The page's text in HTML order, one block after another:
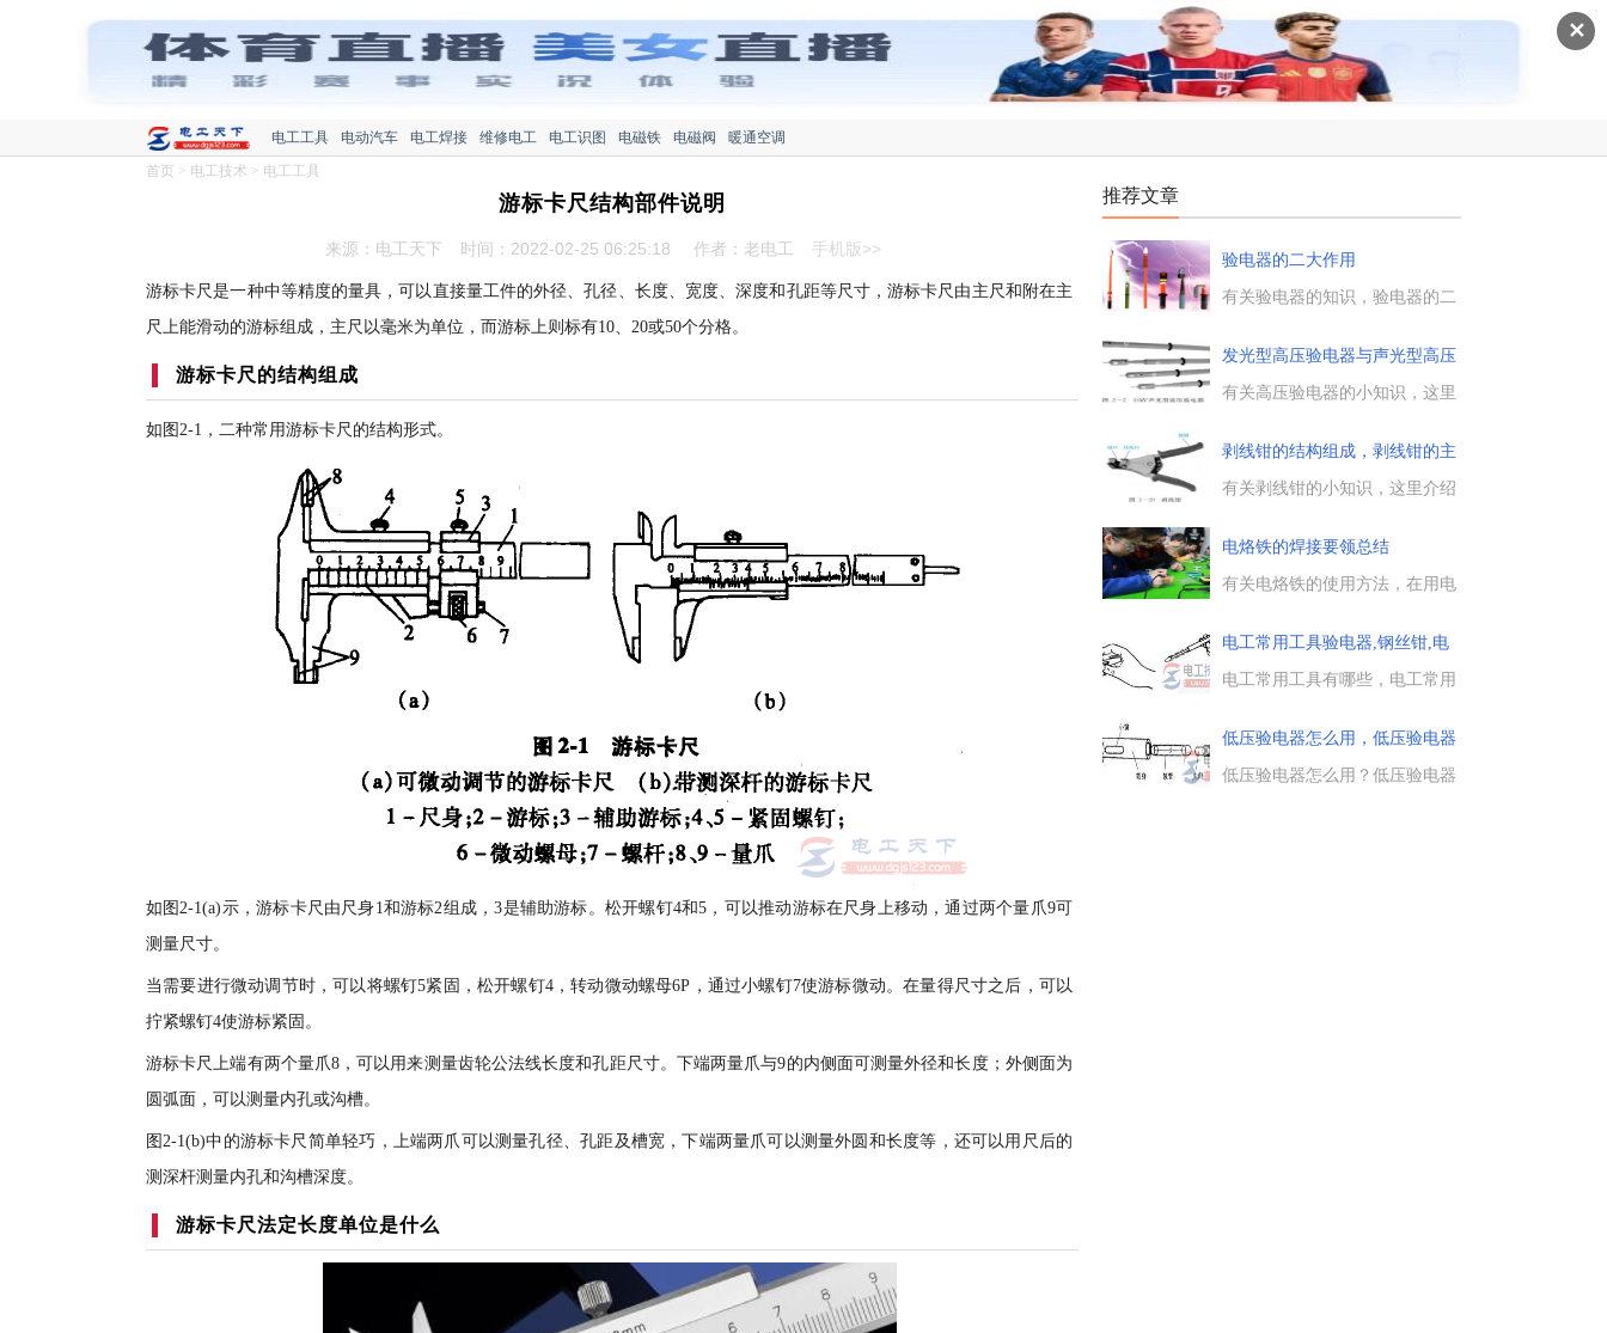
✕
电工工具 电动汽车 电工焊接 维修电工 电工识图 电磁铁 电磁阀
暖通空调
首页 > 电工技术 > 电工工具
游标卡尺结构部件说明
来源：电工天下 时间：2022-02-25 06:25:18 作者：老电工 手机版>>
游标卡尺是一种中等精度的量具，可以直接量工件的外径、孔径、长度、宽度、深度和孔距等尺寸，游标卡尺由主尺和附在主
尺上能滑动的游标组成，主尺以毫米为单位，而游标上则标有10、20或50个分格。
游标卡尺的结构组成
如图2-1，二种常用游标卡尺的结构形式。
如图2-1(a)示，游标卡尺由尺身1和游标2组成，3是辅助游标。松开螺钉4和5，可以推动游标在尺身上移动，通过两个量爪9可
测量尺寸。
当需要进行微动调节时，可以将螺钉5紧固，松开螺钉4，转动微动螺母6P，通过小螺钉7使游标微动。在量得尺寸之后，可以
拧紧螺钉4使游标紧固。
游标卡尺上端有两个量爪8，可以用来测量齿轮公法线长度和孔距尺寸。下端两量爪与9的内侧面可测量外径和长度；外侧面为
圆弧面，可以测量内孔或沟槽。
图2-1(b)中的游标卡尺简单轻巧，上端两爪可以测量孔径、孔距及槽宽，下端两量爪可以测量外圆和长度等，还可以用尺后的
测深杆测量内孔和沟槽深度。
游标卡尺法定长度单位是什么
推荐文章
验电器的二大作用
有关验电器的知识，验电器的二
器、高压验电器等的使用方法，
以及相关注意事项，这里说一说
验电器的二个主要作用。...
发光型高压验电器与声光型高压
验
有关高压验电器的小知识，这里
型高压验电器的结构，以及这二
类高压验电器的作用，以及使用
方法等，供大家学习参考。...
剥线钳的结构组成，剥线钳的主
要用
有关剥线钳的小知识，这里介绍
钳的主要用途，以及在使用剥线
钳时的一些注意事项，供大家学
习参考。...
电烙铁的焊接要领总结
有关电烙铁的使用方法，在用电
作要领与经验要注意的，电工天
下小编带大家来了解下。...
电工常用工具验电器,钢丝钳,电
烙
电工常用工具有哪些，电工常用
具和设备装修工具三大类，这里
重点介绍验电器,钢丝钳,电烙铁,
电工刀,冲击钻,紧线器等电工工
低压验电器怎么用，低压验电器
用法
低压验电器怎么用？低压验电器